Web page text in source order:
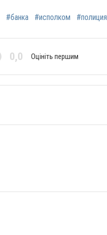
#банка #исполком #полиция
0,0 Оцініть першим